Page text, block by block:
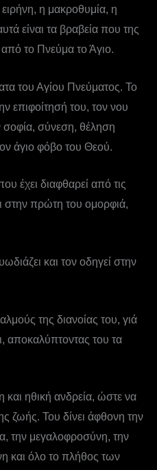
η μακροθυμία, η
είναι τα βραβεία που της
το Πνεύμα το Άγιο.
του Αγίου Πνεύματος. Το
επιφοίτησή του, τον νου
σοφία, σύνεση, θέληση
άγιο φόβο του Θεού.
έχει διαφθαρεί από τις
στην πρώτη του ομορφιά,
και τον οδηγεί στην
της διανοίας του, γιά
αποκαλύπτοντας του τα
και ηθική ανδρεία, ώστε να
ζωής. Του δίνει άφθονη την
την μεγαλοφροσύνη, την
και όλο το πλήθος των